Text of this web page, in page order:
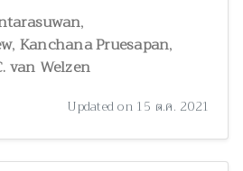
,
, Kanchana Pruesapan,
van Welzen
Updated on 15 ต.ค. 2021